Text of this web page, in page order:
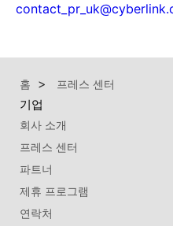
홈 프레스 센터
기업
회사 소개
프레스 센터
파트너
제휴 프로그램
연락처